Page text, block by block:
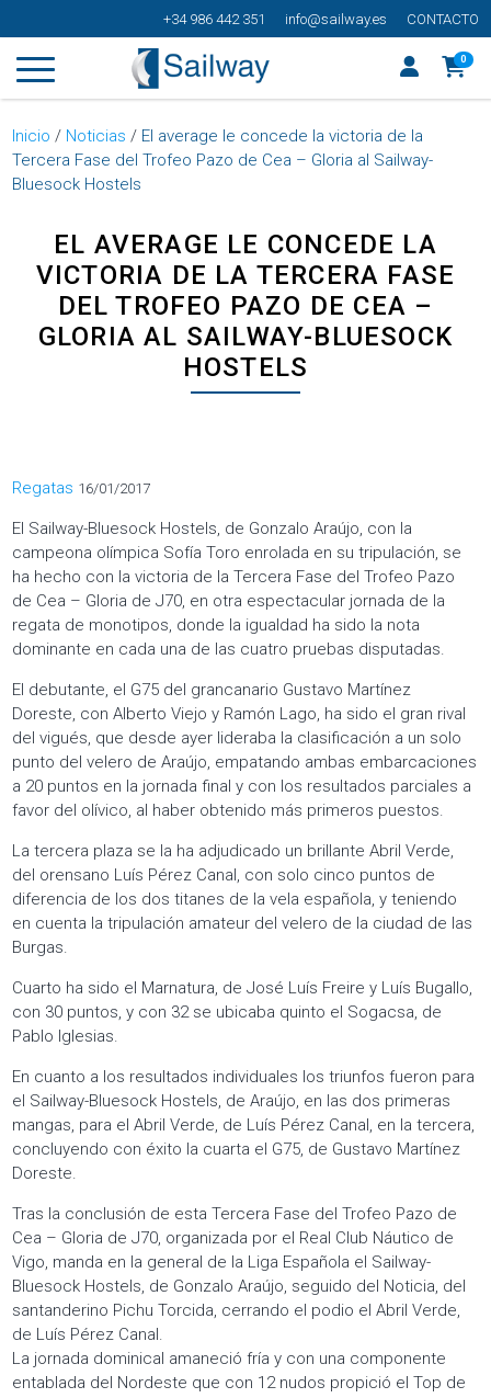
+34 986 442 351 info@sailway.es CONTACTO
0
Inicio / Noticias / El average le concede la victoria de la
Tercera Fase del Trofeo Pazo de Cea – Gloria al Sailway-
Bluesock Hostels
EL AVERAGE LE CONCEDE LA
VICTORIA DE LA TERCERA FASE
DEL TROFEO PAZO DE CEA –
GLORIA AL SAILWAY-BLUESOCK
HOSTELS
Categorías
Regatas 16/01/2017
El Sailway-Bluesock Hostels, de Gonzalo Araújo, con la
campeona olímpica Sofía Toro enrolada en su tripulación, se
ha hecho con la victoria de la Tercera Fase del Trofeo Pazo
de Cea – Gloria de J70, en otra espectacular jornada de la
regata de monotipos, donde la igualdad ha sido la nota
dominante en cada una de las cuatro pruebas disputadas.
El debutante, el G75 del grancanario Gustavo Martínez
Doreste, con Alberto Viejo y Ramón Lago, ha sido el gran rival
del vigués, que desde ayer lideraba la clasificación a un solo
punto del velero de Araújo, empatando ambas embarcaciones
a 20 puntos en la jornada final y con los resultados parciales a
favor del olívico, al haber obtenido más primeros puestos.
La tercera plaza se la ha adjudicado un brillante Abril Verde,
del orensano Luís Pérez Canal, con solo cinco puntos de
diferencia de los dos titanes de la vela española, y teniendo
en cuenta la tripulación amateur del velero de la ciudad de las
Burgas.
Cuarto ha sido el Marnatura, de José Luís Freire y Luís Bugallo,
con 30 puntos, y con 32 se ubicaba quinto el Sogacsa, de
Pablo Iglesias.
En cuanto a los resultados individuales los triunfos fueron para
el Sailway-Bluesock Hostels, de Araújo, en las dos primeras
mangas, para el Abril Verde, de Luís Pérez Canal, en la tercera,
concluyendo con éxito la cuarta el G75, de Gustavo Martínez
Doreste.
Tras la conclusión de esta Tercera Fase del Trofeo Pazo de
Cea – Gloria de J70, organizada por el Real Club Náutico de
Vigo, manda en la general de la Liga Española el Sailway-
Bluesock Hostels, de Gonzalo Araújo, seguido del Noticia, del
santanderino Pichu Torcida, cerrando el podio el Abril Verde,
de Luís Pérez Canal.
La jornada dominical amaneció fría y con una componente
entablada del Nordeste que con 12 nudos propició el Top de